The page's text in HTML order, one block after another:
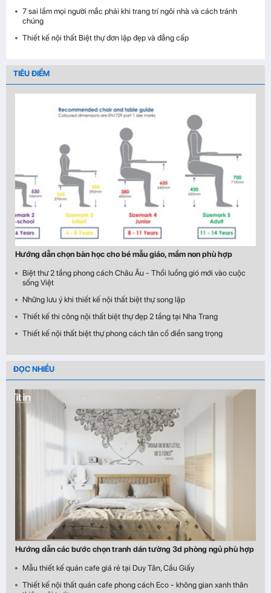
7 sai lầm mọi người mắc phải khi trang trí ngôi nhà và cách tránh
chúng
Thiết kế nội thất Biệt thự đơn lập đẹp và đẳng cấp
TIÊU ĐIỂM
Hướng dẫn chọn bàn học cho bé mẫu giáo, mầm non phù hợp
Biệt thư 2 tầng phong cách Châu Âu - Thổi luồng gió mới vào cuộc
sống Việt
Những lưu ý khi thiết kế nội thất biệt thự song lập
Thiết kế thi công nội thất biệt thự đẹp 2 tầng tại Nha Trang
Thiết kế nội thất biệt thự phong cách tân cổ điển sang trọng
ĐỌC NHIỀU
Hướng dẫn các bước chọn tranh dán tường 3d phòng ngủ phù hợp
Mẫu thiết kế quán cafe giá rẻ tại Duy Tân, Cầu Giấy
Thiết kế nội thất quán cafe phong cách Eco - không gian xanh thân